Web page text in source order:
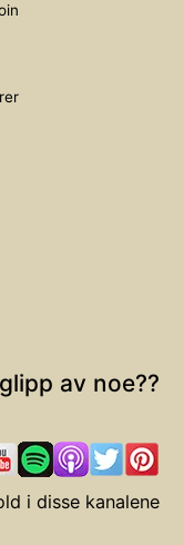
av noe??
i disse kanalene